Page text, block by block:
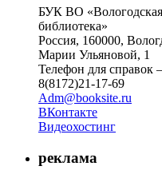
БУК ВО «Вологодская
библиотека»
Россия, 160000,
Марии Ульяновой, 1
Телефон для справок –
8(8172)21-17-69
Adm@booksite.ru
ВКонтакте
Видеохостинг
реклама